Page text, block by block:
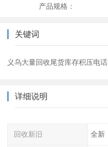
产品规格：
关键词
义乌大量回收尾货库存积压电话
详细说明
回收新旧 全新